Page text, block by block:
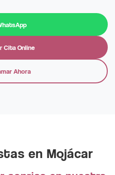
Cita Online
Ahora
en Mojácar